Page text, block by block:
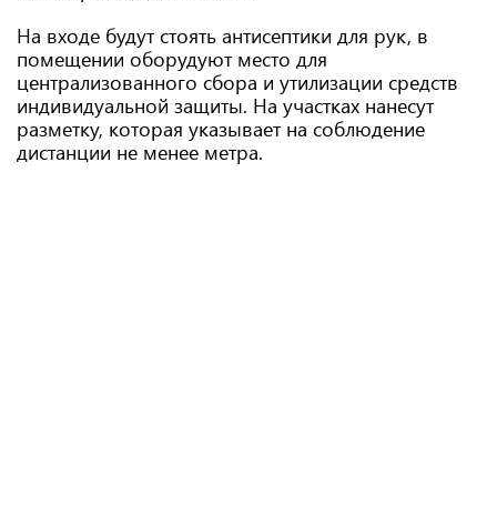
На входе будут стоять антисептики для рук, в
помещении оборудуют место для
централизованного сбора и утилизации средств
индивидуальной защиты. На участках нанесут
разметку, которая указывает на соблюдение
дистанции не менее метра.